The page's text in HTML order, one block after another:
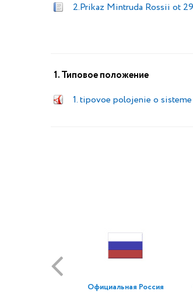
2.Prikaz Mintruda Rossii ot
1. Типовое положение
1. tipovoe polojenie o
Официальная Россия